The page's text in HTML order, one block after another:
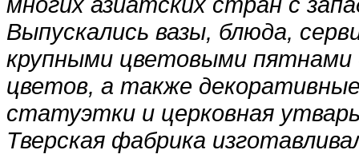
Выпускались вазы, блюда,
крупными цветовыми пятнами
цветов, а также
статуэтки и церковная
Тверская фабрика